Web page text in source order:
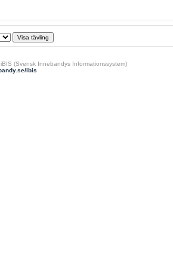
(Svensk Innebandys Informationssystem)
ibis